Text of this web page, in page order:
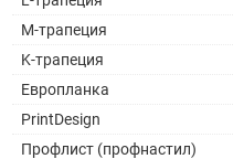
M-трапеция
K-трапеция
Европланка
PrintDesign
Профлист (профнастил)